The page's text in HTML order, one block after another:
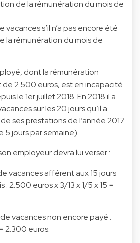
de la rémunération du mois de
s’il n’a pas encore été
la rémunération du mois de
dont la rémunération
2.500 euros, est en incapacité
le 1er juillet 2018. En 2018 il a
sur les 20 jours qu’il a
ses prestations de l’année 2017
5 jours par semaine).
employeur devra lui verser :
vacances afférent aux 15 jours
: 2.500 euros x 3/13 x 1/5 x 15 =
vacances non encore payé :
2.300 euros.